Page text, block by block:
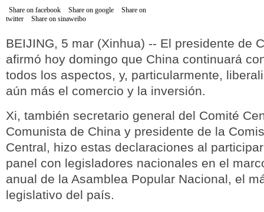
Share on facebook Share on google
Share on
twitter
Share on sinaweibo
BEIJING, 5 mar (Xinhua) -- El presidente de
afirmó hoy domingo que China continuará
todos los aspectos, y, particularmente,
aún más el comercio y la inversión.
Xi, también secretario general del Comité
Comunista de China y presidente de la
Central, hizo estas declaraciones al
panel con legisladores nacionales en el
anual de la Asamblea Popular Nacional, el
legislativo del país.